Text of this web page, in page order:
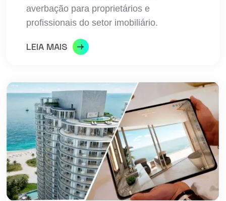
averbação para proprietários e
profissionais do setor imobiliário.
LEIA MAIS